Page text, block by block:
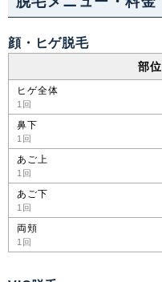
顔・ヒゲ脱毛
部位
ヒゲ全体
1回
鼻下
1回
あご上
1回
あご下
1回
両頬
1回